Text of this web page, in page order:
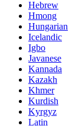
Hebrew
Hmong
Hungarian
Icelandic
Igbo
Javanese
Kannada
Kazakh
Khmer
Kurdish
Kyrgyz
Latin